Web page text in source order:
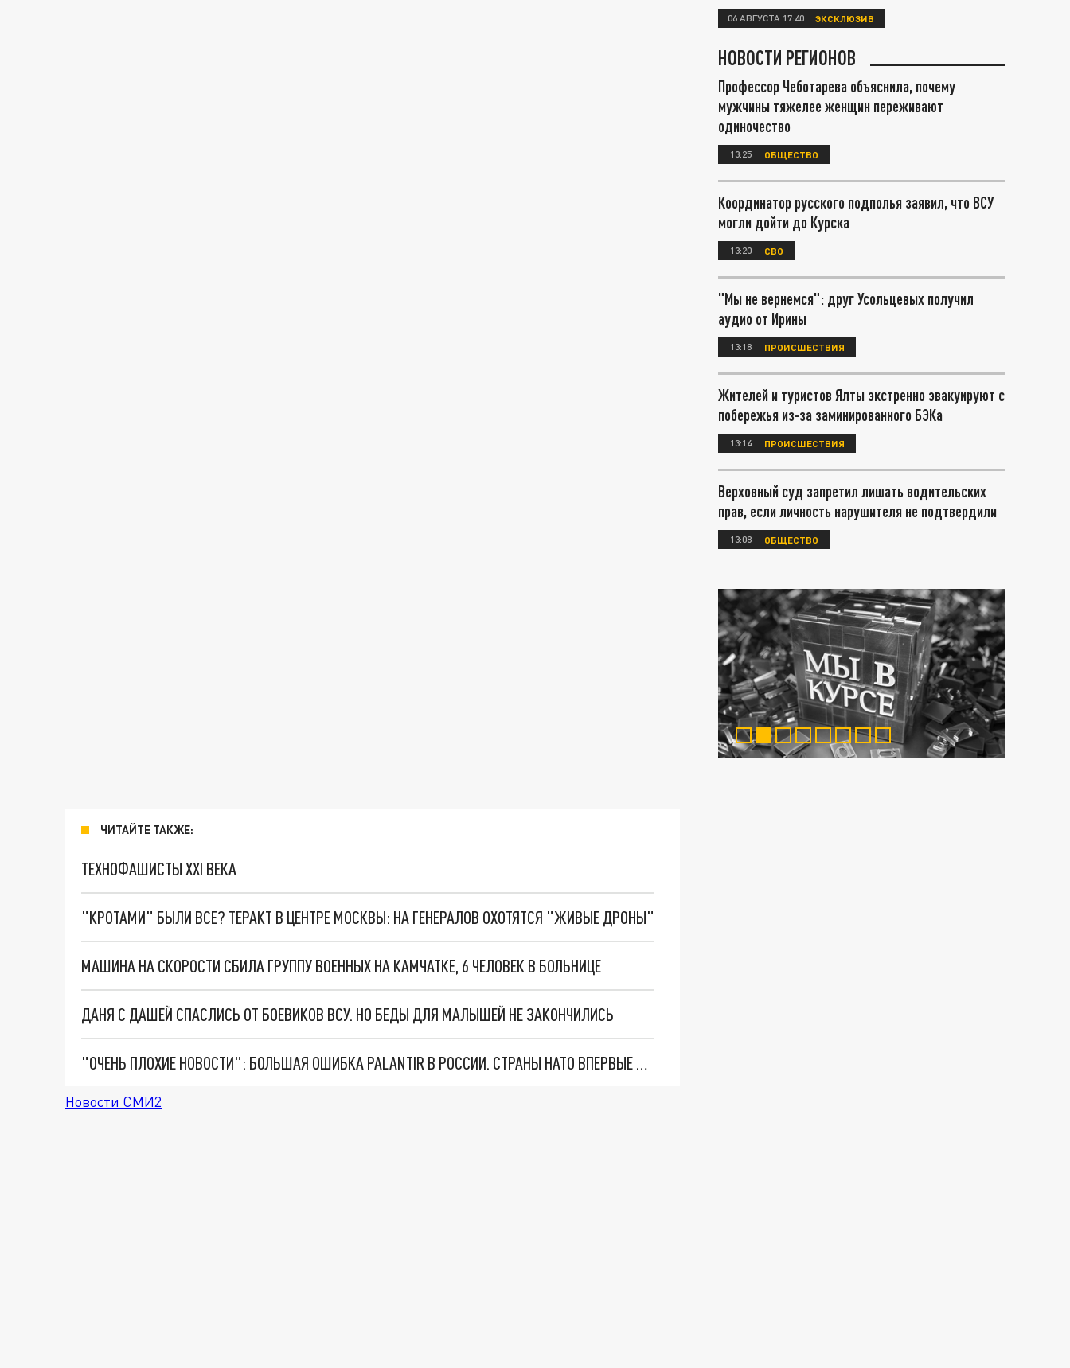
ЧИТАЙТЕ ТАКЖЕ:
ТЕХНОФАШИСТЫ XXI ВЕКА
"КРОТАМИ" БЫЛИ ВСЕ? ТЕРАКТ В ЦЕНТРЕ МОСКВЫ: НА ГЕНЕРАЛОВ ОХОТЯТСЯ "ЖИВЫЕ ДРОНЫ"
МАШИНА НА СКОРОСТИ СБИЛА ГРУППУ ВОЕННЫХ НА КАМЧАТКЕ, 6 ЧЕЛОВЕК В БОЛЬНИЦЕ
ДАНЯ С ДАШЕЙ СПАСЛИСЬ ОТ БОЕВИКОВ ВСУ. НО БЕДЫ ДЛЯ МАЛЫШЕЙ НЕ ЗАКОНЧИЛИСЬ
"ОЧЕНЬ ПЛОХИЕ НОВОСТИ": БОЛЬШАЯ ОШИБКА PALANTIR В РОССИИ. СТРАНЫ НАТО ВПЕРВЫЕ ЗА СВО ОСТАНОВИЛИ ПОСТАВКИ ОРУЖИЯ. ВСУ ТЕРЯЮТ ПРИГРАНИЧЬЕ?
Новости СМИ2
06 АВГУСТА 17:40 ЭКСКЛЮЗИВ
НОВОСТИ РЕГИОНОВ
Профессор Чеботарева объяснила, почему
мужчины тяжелее женщин переживают
одиночество
13:25 ОБЩЕСТВО
Координатор русского подполья заявил, что ВСУ
могли дойти до Курска
13:20 СВО
"Мы не вернемся": друг Усольцевых получил
аудио от Ирины
13:18 ПРОИСШЕСТВИЯ
Жителей и туристов Ялты экстренно эвакуируют с
побережья из-за заминированного БЭКа
13:14 ПРОИСШЕСТВИЯ
Верховный суд запретил лишать водительских
прав, если личность нарушителя не подтвердили
13:08 ОБЩЕСТВО